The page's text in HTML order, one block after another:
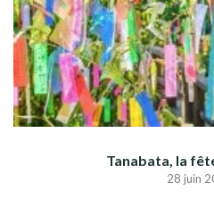
Tanabata, la
28 juin